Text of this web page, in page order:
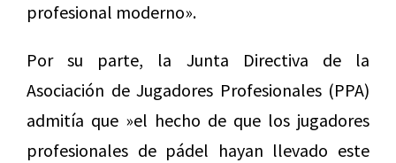
profesional moderno».
Por su parte, la Junta Directiva de la
Asociación de Jugadores Profesionales (PPA)
admitía que »el hecho de que los jugadores
profesionales de pádel hayan llevado este